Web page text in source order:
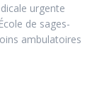
urgente
de sages-
ambulatoires